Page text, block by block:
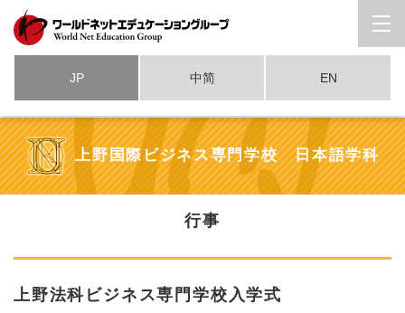
JP 中简 EN
上野国際ビジネス専門学校 日本語学科
行事
上野法科ビジネス専門学校入学式